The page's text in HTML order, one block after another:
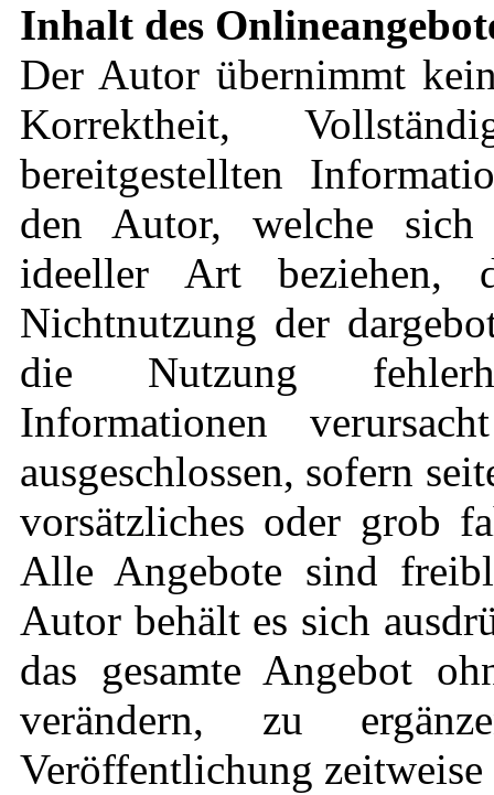
Inhalt des
Der Autor übernimmt
Korrektheit,
bereitgestellten
den Autor, welche sich
ideeller Art beziehen,
Nichtnutzung der
die Nutzung
Informationen
ausgeschlossen, sofern
vorsätzliches oder grob
Alle Angebote sind
Autor behält es sich
das gesamte Angebot
verändern, zu
Veröffentlichung